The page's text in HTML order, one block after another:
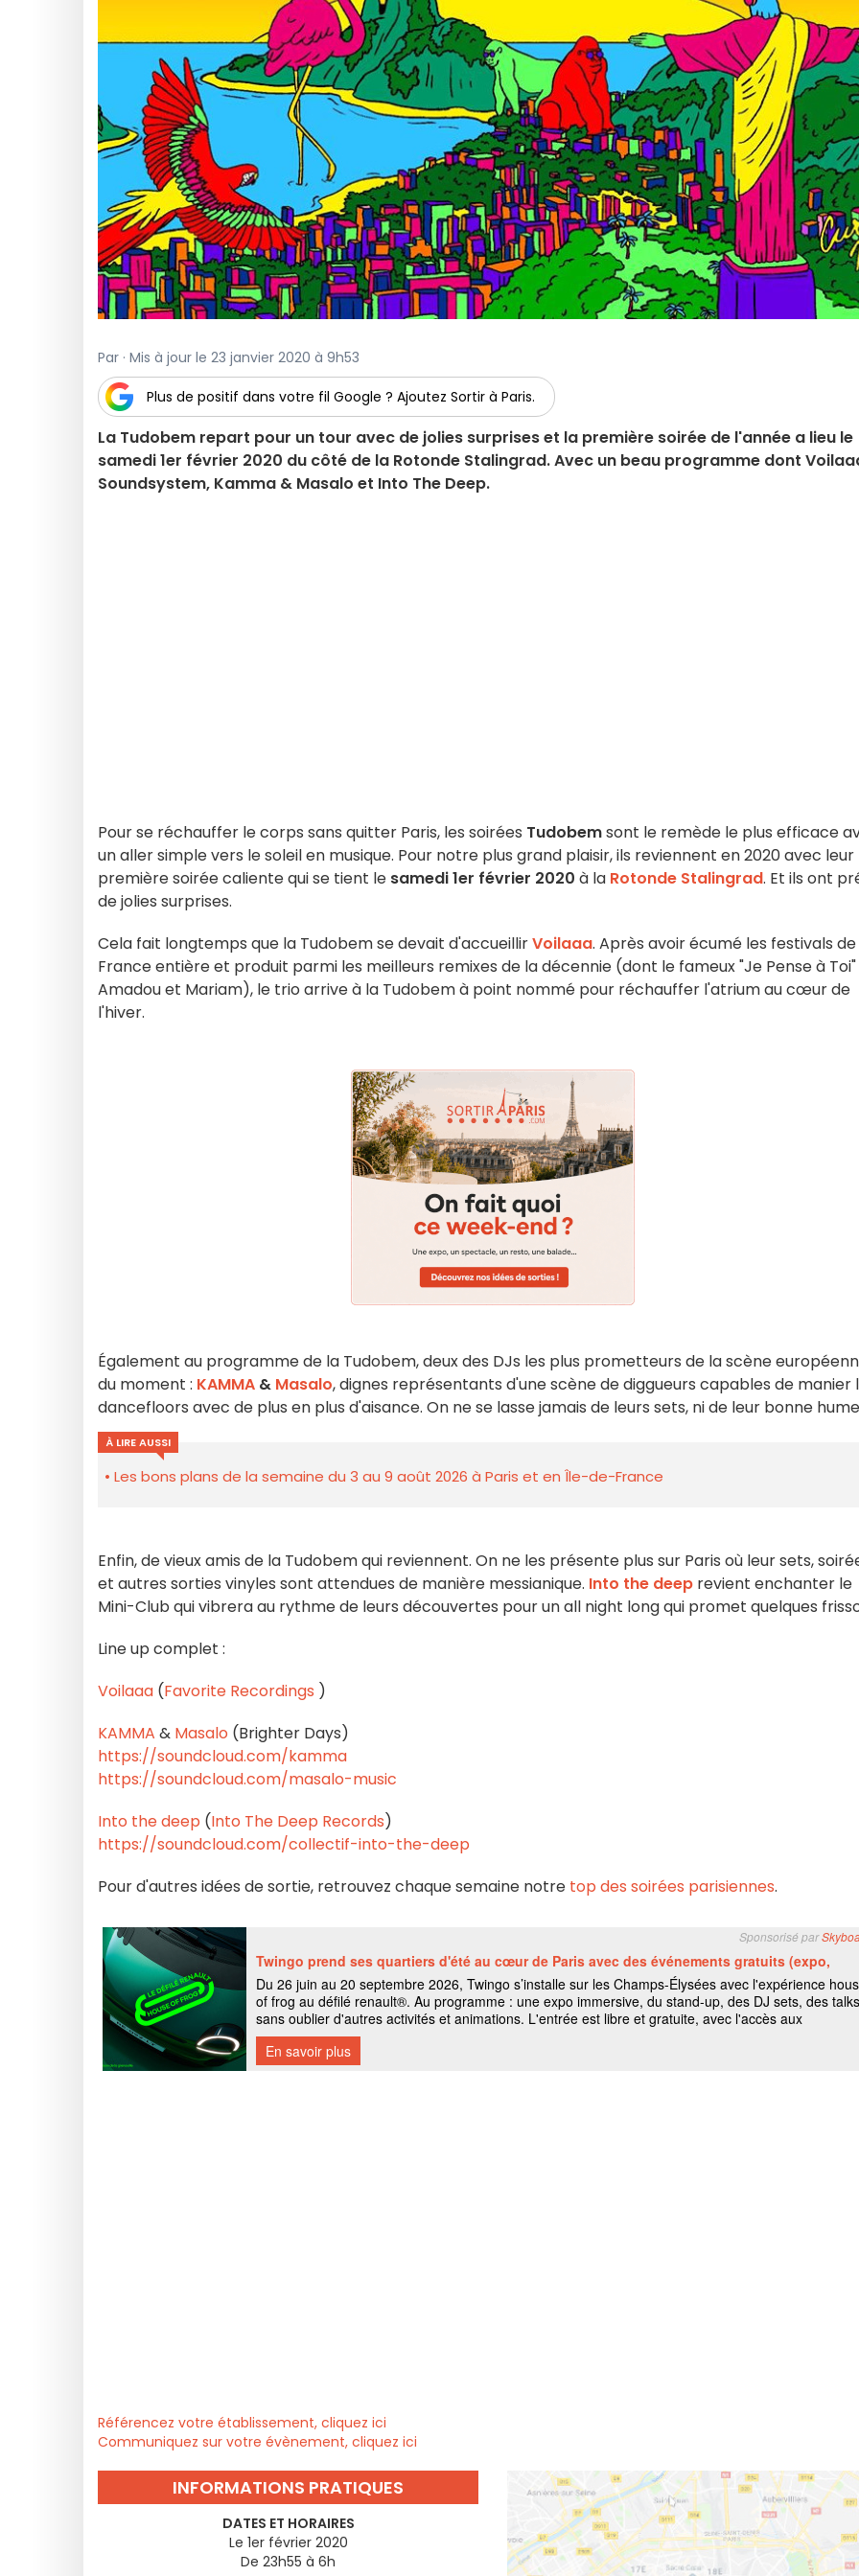
Par · Mis à jour le 23 janvier 2020 à 9h53
Plus de positif dans votre fil Google ? Ajoutez Sortir à Paris.
La Tudobem repart pour un tour avec de jolies surprises et la première soirée de l'année a lieu le
samedi 1er février 2020 du côté de la Rotonde Stalingrad. Avec un beau programme dont
Soundsystem, Kamma & Masalo et Into The Deep.
Pour se réchauffer le corps sans quitter Paris, les soirées Tudobemsont le remède le plus efficace
un aller simple vers le soleil en musique. Pour notre plus grand plaisir, ils reviennent en 2020 avec leur
première soirée caliente qui se tient le samedi 1er février 2020 à la Rotonde Stalingrad. Et ils ont
de jolies surprises.
Cela fait longtemps que la Tudobem se devait d'accueillirVoilaaa. Après avoir écumé les festivals
France entière et produit parmi les meilleurs remixes de la décennie (dont le fameux "Je Pense à
Amadou et Mariam), le trio arrive à la Tudobem à point nommé pour réchauffer l'atrium au cœur de
l'hiver.
Également au programme de la Tudobem, deux des DJs les plus prometteurs de la scène
du moment : KAMMA & Masalo, dignes représentants d'une scène de diggueurs capables de manier
dancefloors avec de plus en plus d'aisance. On ne se lasse jamais de leurs sets, ni de leur bonne
À LIRE AUSSI
Les bons plans de la semaine du 3 au 9 août 2026 à Paris et en Île-de-France
Enfin, de vieux amis de la Tudobem qui reviennent. On ne les présente plus sur Paris où leur sets,
et autres sorties vinyles sont attendues de manière messianique. Into the deep revient enchanter le
Mini-Club qui vibrera au rythme de leurs découvertes pour un all night long qui promet quelques
Line up complet :
Voilaaa (Favorite Recordings )
KAMMA & Masalo (Brighter Days)
https://soundcloud.com/kamma
https://soundcloud.com/masalo-music
Into the deep (Into The Deep Records)
https://soundcloud.com/collectif-into-the-deep
Pour d'autres idées de sortie, retrouvez chaque semaine notre top des soirées parisiennes.
Référencez votre établissement, cliquez ici
Communiquez sur votre évènement, cliquez ici
INFORMATIONS PRATIQUES
DATES ET HORAIRES
Le 1er février 2020
De 23h55 à 6h